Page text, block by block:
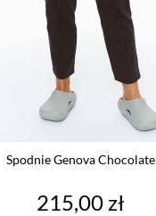
Spodnie Genova Chocolate
Cena
215,00 zł